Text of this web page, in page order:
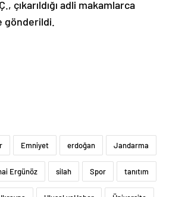
çıkarıldığı adli makamlarca
gönderildi.
Emniyet erdoğan Jandarma
Ergünöz silah Spor tanıtım